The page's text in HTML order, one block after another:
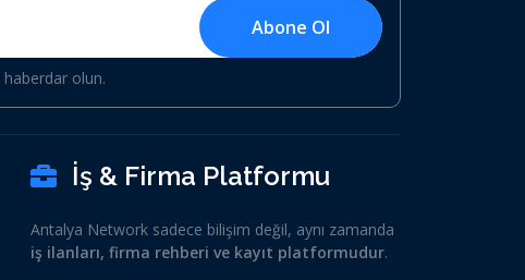
Abone Ol
haberdar olun.
İş & Firma Platformu
Antalya Network sadece bilişim değil, aynı zamanda
iş ilanları, firma rehberi ve kayıt platformudur.